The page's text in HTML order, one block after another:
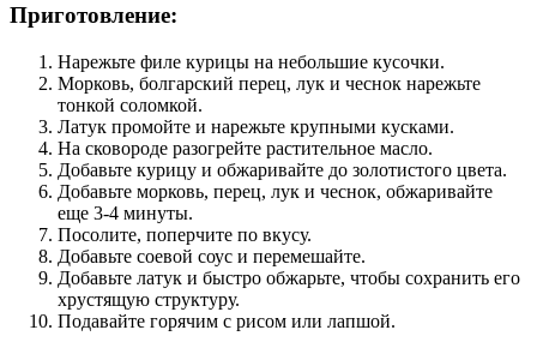
Приготовление:
Нарежьте филе курицы на небольшие кусочки.
Морковь, болгарский перец, лук и чеснок нарежьте
тонкой соломкой.
Латук промойте и нарежьте крупными кусками.
На сковороде разогрейте растительное масло.
Добавьте курицу и обжаривайте до золотистого цвета.
Добавьте морковь, перец, лук и чеснок, обжаривайте
еще 3-4 минуты.
Посолите, поперчите по вкусу.
Добавьте соевой соус и перемешайте.
Добавьте латук и быстро обжарьте, чтобы сохранить его
хрустящую структуру.
Подавайте горячим с рисом или лапшой.